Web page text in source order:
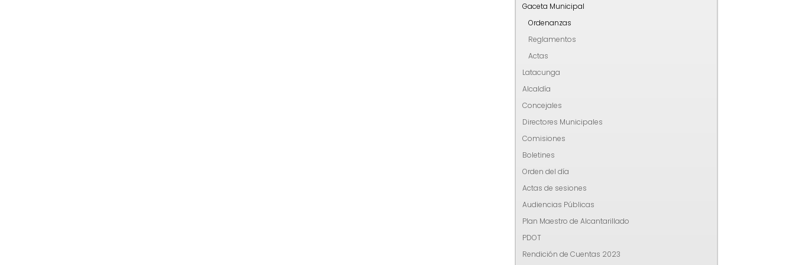
Gaceta Municipal
Ordenanzas
Reglamentos
Actas
Latacunga
Alcaldía
Concejales
Directores Municipales
Comisiones
Boletines
Orden del día
Actas de sesiones
Audiencias Públicas
Plan Maestro de Alcantarillado
PDOT
Rendición de Cuentas 2023